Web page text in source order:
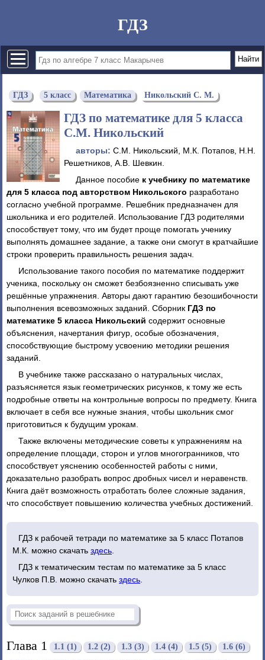
ГДЗ
ГДЗ 5 класс Математика Никольский С. М.
ГДЗ по математике для 5 класса
С.М. Никольский
авторы: С.М. Никольский, М.К. Потапов, Н.Н.
Решетников, А.В. Шевкин.
Данное пособие к учебнику по математике
для 5 класса под авторством Никольского разработано
согласно учебной программе. Решебник предназначен для
школьника и его родителей. Использование ГДЗ родителями
способствует тому, что им будет проще помогать ученику
выполнять домашнее задание, а также они смогут в кратчайшие
строки проверить правильность решения задач.
Использование такого пособия по математике поддержит
ученика, поскольку он сможет безбоязненно списывать уже
решённые упражнения. Авторы дают гарантию безошибочности
выполнения всевозможных заданий. Сборник ГДЗ по
математике 5 класса Никольский содержит основные
объяснения, начертания фигур, особые обозначения,
способствующие быстрому усвоению методики решения
заданий.
В учебнике также рассказано о натуральных числах,
разъясняется язык геометрических рисунков, к тому же есть
подробные ответы на контрольные вопросы по предмету. Книга
включает в себя все нужные знания, чтобы школьник смог
приготовиться к будущим урокам.
Также включены методические советы к упражнениям на
определение площади, сторон и углов многогранников, что
способствует уяснению особенностей работы с ними,
доказательно разобрать вопрос дробных чисел и неравенств.
Книга даёт возможность отработать более сложные задания,
что способствует повышению количества учебных достижений.
ГДЗ к рабочей тетради по математике за 5 класс Потапов
М.К. можно скачать здесь.
ГДЗ к тематическим тестам по математике за 5 класс
Чулков П.В. можно скачать здесь.
Глава 1 1.1 (1) 1.2 (2) 1.3 (3) 1.4 (4) 1.5 (5) 1.6 (6)